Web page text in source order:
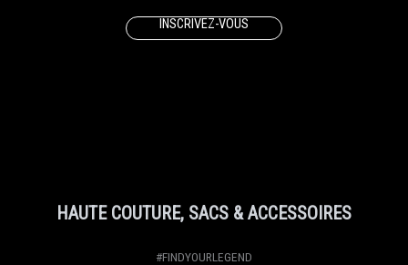
INSCRIVEZ-VOUS
HAUTE COUTURE, SACS & ACCESSOIRES
#FINDYOURLEGEND